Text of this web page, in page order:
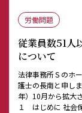
労働問題
従業員数51人
について
法律事務所Ｓのホ
護士の長南と申し
年）10月から拡大
１ はじめに 社会